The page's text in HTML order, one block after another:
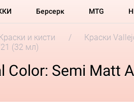
Берсерк MTG
и кисти Краски
(32 мл)
Semi Matt